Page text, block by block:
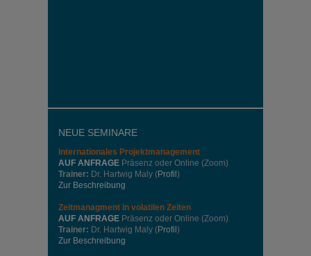
NEUE SEMINARE
Internationales Projektmanagement
AUF ANFRAGE Präsenz oder Online (Zoom)
Trainer: Dr. Hartwig Maly (Profil )
Zur Beschreibung
Zeitmanagment in volatilen Zeiten
AUF ANFRAGE Präsenz oder Online (Zoom)
Trainer: Dr. Hartwig Maly (Profil )
Zur Beschreibung